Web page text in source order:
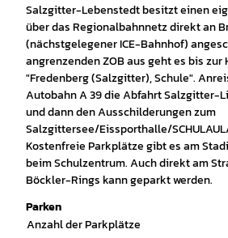
Salzgitter-Lebenstedt besitzt einen
über das Regionalbahnnetz direkt an
(nächstgelegener ICE-Bahnhof)
angrenzenden ZOB aus geht es bis
"Fredenberg (Salzgitter), Schule".
Autobahn A 39 die Abfahrt Salzgitter-
und dann den Ausschilderungen zum
Salzgittersee/Eissporthalle/
Kostenfreie Parkplätze gibt es am
beim Schulzentrum. Auch direkt am
Böckler-Rings kann geparkt werden.
Parken
Anzahl der Parkplätze